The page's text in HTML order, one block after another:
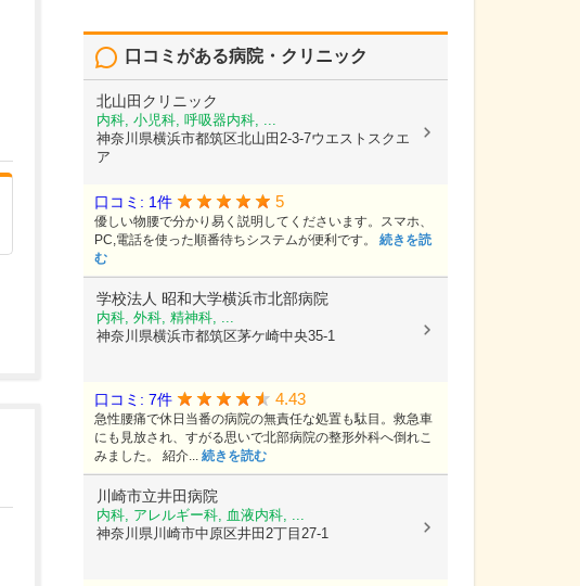
口コミがある病院・クリニック
北山田クリニック
内科, 小児科, 呼吸器内科, ...
神奈川県横浜市都筑区北山田2-3-7ウエストスクエ
ア
口コミ: 1件 5
優しい物腰で分かり易く説明してくださいます。スマホ、
PC,電話を使った順番待ちシステムが便利です。 続きを読
む
学校法人 昭和大学横浜市北部病院
内科, 外科, 精神科, ...
神奈川県横浜市都筑区茅ケ崎中央35-1
口コミ: 7件 4.43
急性腰痛で休日当番の病院の無責任な処置も駄目。救急車
にも見放され、すがる思いで北部病院の整形外科へ倒れこ
みました。 紹介... 続きを読む
川崎市立井田病院
内科, アレルギー科, 血液内科, ...
神奈川県川崎市中原区井田2丁目27-1